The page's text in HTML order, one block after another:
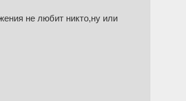
не любит никто,ну или